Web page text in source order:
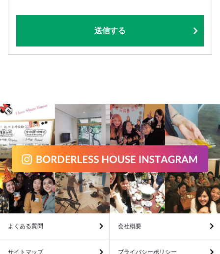
送信する
よくある質問 会社概要
サイトマップ プライバシーポリシー